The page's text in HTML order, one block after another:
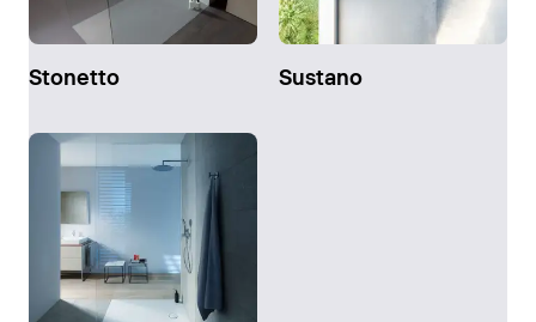
Stonetto Sustano